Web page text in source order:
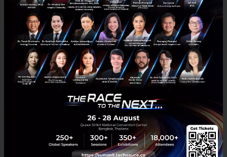
E-mail :contact@techsauce.co
Tel : 02-001-5375
Mobile : 06-4658-9500
Techsauce Media
About Techsauce
Techsauce Services
Privacy Policy
ส่งบทความ